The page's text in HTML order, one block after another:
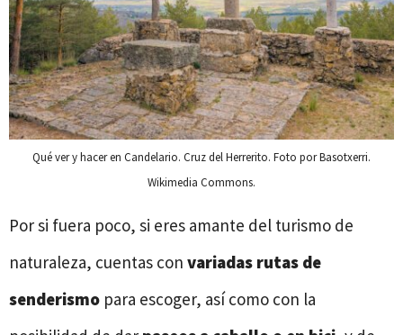
Qué ver y hacer en Candelario. Cruz del Herrerito. Foto por Basotxerri.
Wikimedia Commons.
Por si fuera poco, si eres amante del turismo de
naturaleza, cuentas con variadas rutas de
senderismo para escoger, así como con la